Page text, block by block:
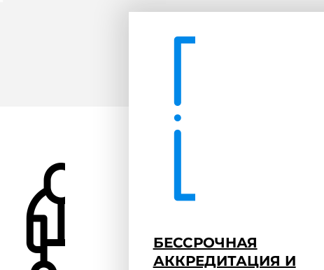
БЕССРОЧНАЯ
АККРЕДИТАЦИЯ И